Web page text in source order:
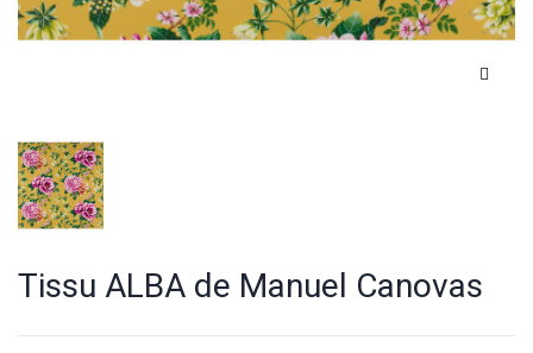
Tissu ALBA de Manuel Canovas